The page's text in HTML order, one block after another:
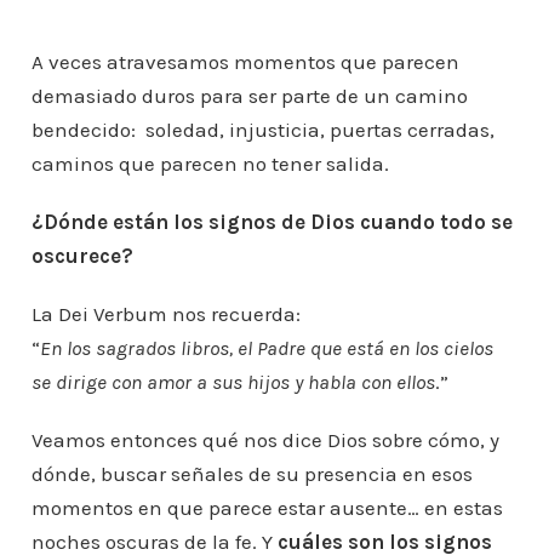
A veces atravesamos momentos que parecen
demasiado duros para ser parte de un camino
bendecido: soledad, injusticia, puertas cerradas,
caminos que parecen no tener salida.
¿Dónde están los signos de Dios cuando todo se
oscurece?
La Dei Verbum nos recuerda:
“En los sagrados libros, el Padre que está en los cielos
se dirige con amor a sus hijos y habla con ellos.”
Veamos entonces qué nos dice Dios sobre cómo, y
dónde, buscar señales de su presencia en esos
momentos en que parece estar ausente… en estas
noches oscuras de la fe. Y cuáles son los signos